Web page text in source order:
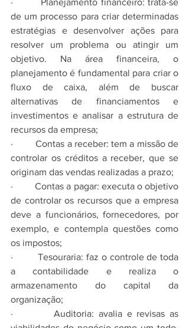
·         Planejamento financeiro: trata-se
de um processo para criar determinadas
estratégias e desenvolver ações para
resolver um problema ou atingir um
objetivo. Na área financeira, o
planejamento é fundamental para criar o
fluxo de caixa, além de buscar
alternativas de financiamentos e
investimentos e analisar a estrutura de
recursos da empresa;
·         Contas a receber: tem a missão de
controlar os créditos a receber, que se
originam das vendas realizadas a prazo;
·         Contas a pagar: executa o objetivo
de controlar os recursos que a empresa
deve a funcionários, fornecedores, por
exemplo, e contempla questões como
os impostos;
·         Tesouraria: faz o controle de toda
a contabilidade e realiza o
armazenamento do capital da
organização;
·         Auditoria: avalia e revisas as